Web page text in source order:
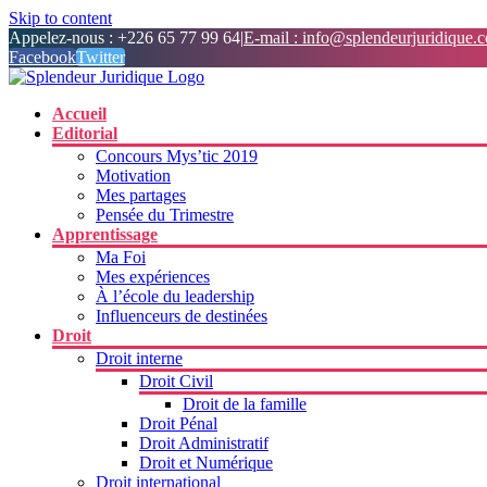
Skip to content
Appelez-nous : +226 65 77 99 64|E-mail :
FacebookTwitter
Accueil
Editorial
Concours Mys’tic 2019
Motivation
Mes partages
Pensée du Trimestre
Apprentissage
Ma Foi
Mes expériences
À l’école du leadership
Influenceurs de destinées
Droit
Droit interne
Droit Civil
Droit de la famille
Droit Pénal
Droit Administratif
Droit et Numérique
Droit international